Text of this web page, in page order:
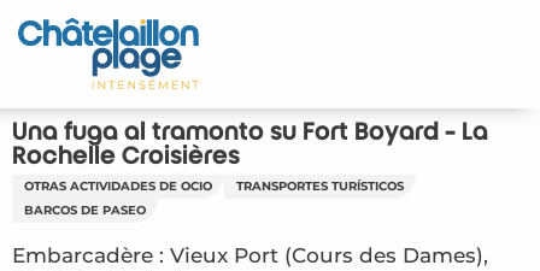
Aller
au
principal
Inicio – ES
Descubra
Una fuga al tramonto su Fort Boyard - La
Rochelle Croisières
OTRAS ACTIVIDADES DE OCIO
TRANSPORTES TURÍSTICOS
BARCOS DE PASEO
Embarcadère : Vieux Port (Cours des Dames),